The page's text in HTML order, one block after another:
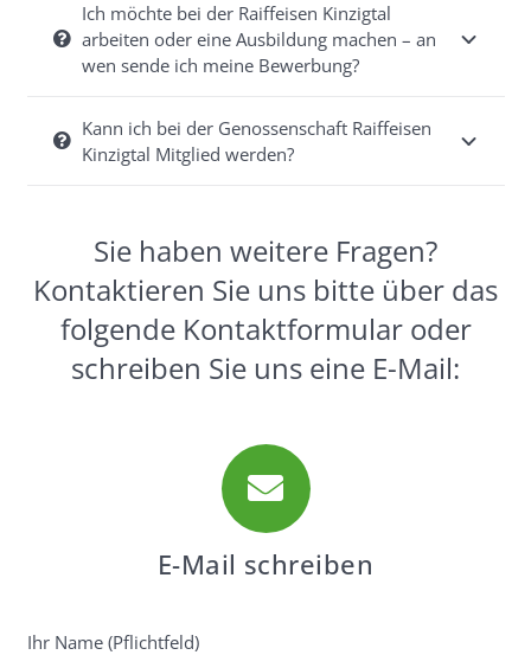
Ich möchte bei der Raiffeisen Kinzigtal
arbeiten oder eine Ausbildung machen – an
wen sende ich meine Bewerbung?
Kann ich bei der Genossenschaft Raiffeisen
Kinzigtal Mitglied werden?
Sie haben weitere Fragen?
Kontaktieren Sie uns bitte über das
folgende Kontaktformular oder
schreiben Sie uns eine E-Mail:
E-Mail schreiben
Ihr Name (Pflichtfeld)